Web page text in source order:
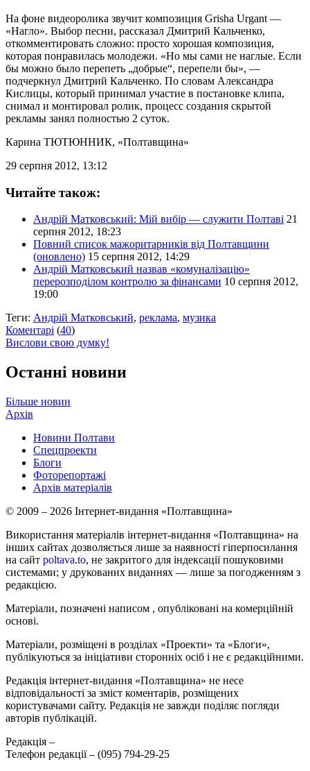
На фоне видеоролика звучит композиция Grisha Urgant —
«Нагло». Выбор песни, рассказал Дмитрий Кальченко,
откомментировать сложно: просто хорошая композиция,
которая понравилась молодежи. «Но мы сами не наглые. Если
бы можно было перепеть „добрые“, перепели бы», —
подчеркнул Дмитрий Кальченко. По словам Александра
Кислицы, который принимал участие в постановке клипа,
снимал и монтировал ролик, процесс создания скрытой
рекламы занял полностью 2 суток.
Карина ТЮТЮННИК, «Полтавщина»
29 серпня 2012, 13:12
Читайте також:
Андрій Матковський: Мій вибір — служити Полтаві 21
серпня 2012, 18:23
Повний список мажоритарників від Полтавщини
(оновлено) 15 серпня 2012, 14:29
Андрій Матковський назвав «комуналізацію»
перерозподілом контролю за фінансами 10 серпня 2012,
19:00
Теги: Андрій Матковський, реклама, музика
Коментарі (40)
Вислови свою думку!
Останні новини
Більше новин
Архів
Новини Полтави
Спецпроекти
Блоги
Фоторепортажі
Архів матеріалів
© 2009 – 2026 Інтернет-видання «Полтавщина»
Використання матеріалів інтернет-видання «Полтавщина» на
інших сайтах дозволяється лише за наявності гіперпосилання
на сайт poltava.to, не закритого для індексації пошуковими
системами; у друкованих виданнях — лише за погодженням з
редакцією.
Матеріали, позначені написом , опубліковані на комерційній
основі.
Матеріали, розміщені в розділах «Проекти» та «Блоги»,
публікуються за ініціативи сторонніх осіб і не є редакційними.
Редакція інтернет-видання «Полтавщина» не несе
відповідальності за зміст коментарів, розміщених
користувачами сайту. Редакція не завжди поділяє погляди
авторів публікацій.
Редакція –
Телефон редакції – (095) 794-29-25